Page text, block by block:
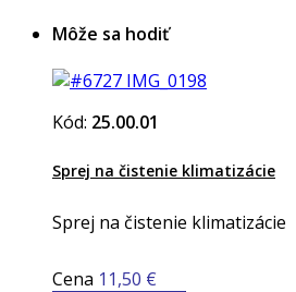
Môže sa hodiť
Kód: 25.00.01
Sprej na čistenie klimatizácie
Sprej na čistenie klimatizácie
Cena 11,50 €